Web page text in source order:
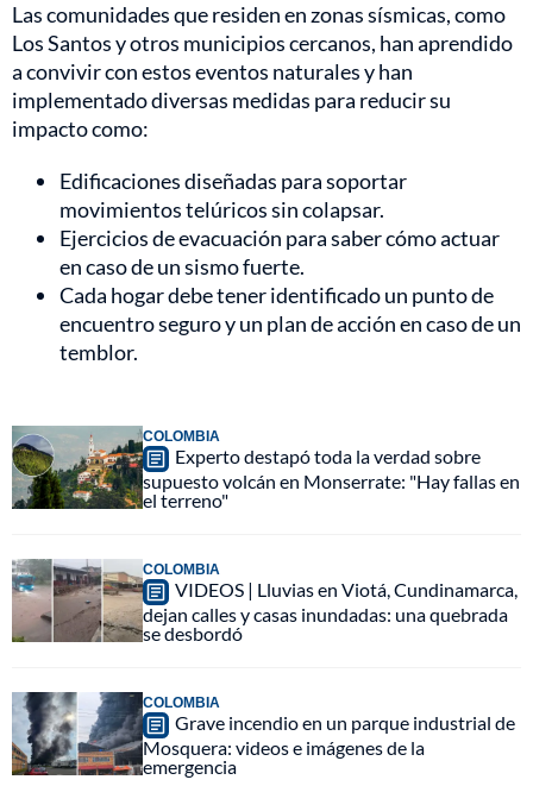
Las comunidades que residen en zonas sísmicas, como
Los Santos y otros municipios cercanos, han aprendido
a convivir con estos eventos naturales y han
implementado diversas medidas para reducir su
impacto como:
Edificaciones diseñadas para soportar
movimientos telúricos sin colapsar.
Ejercicios de evacuación para saber cómo actuar
en caso de un sismo fuerte.
Cada hogar debe tener identificado un punto de
encuentro seguro y un plan de acción en caso de un
temblor.
COLOMBIA
Experto destapó toda la verdad sobre
supuesto volcán en Monserrate: "Hay fallas en
el terreno"
COLOMBIA
VIDEOS | Lluvias en Viotá, Cundinamarca,
dejan calles y casas inundadas: una quebrada
se desbordó
COLOMBIA
Grave incendio en un parque industrial de
Mosquera: videos e imágenes de la
emergencia